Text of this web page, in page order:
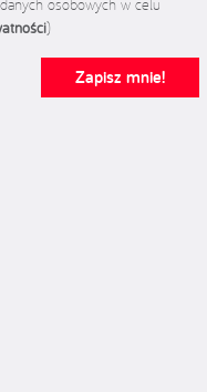
osobowych w celu
)
Zapisz mnie!